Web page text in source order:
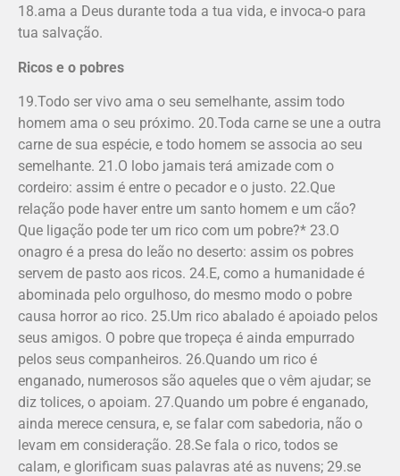
18.ama a Deus durante toda a tua vida, e invoca-o para
tua salvação.
Ricos e o pobres
19.Todo ser vivo ama o seu semelhante, assim todo
homem ama o seu próximo. 20.Toda carne se une a outra
carne de sua espécie, e todo homem se associa ao seu
semelhante. 21.O lobo jamais terá amizade com o
cordeiro: assim é entre o pecador e o justo. 22.Que
relação pode haver entre um santo homem e um cão?
Que ligação pode ter um rico com um pobre?* 23.O
onagro é a presa do leão no deserto: assim os pobres
servem de pasto aos ricos. 24.E, como a humanidade é
abominada pelo orgulhoso, do mesmo modo o pobre
causa horror ao rico. 25.Um rico abalado é apoiado pelos
seus amigos. O pobre que tropeça é ainda empurrado
pelos seus companheiros. 26.Quando um rico é
enganado, numerosos são aqueles que o vêm ajudar; se
diz tolices, o apoiam. 27.Quando um pobre é enganado,
ainda merece censura, e, se falar com sabedoria, não o
levam em consideração. 28.Se fala o rico, todos se
calam, e glorificam suas palavras até as nuvens; 29.se